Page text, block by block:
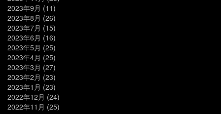
2023年9月 (11)
2023年8月 (26)
2023年7月 (15)
2023年6月 (16)
2023年5月 (25)
2023年4月 (25)
2023年3月 (27)
2023年2月 (23)
2023年1月 (23)
2022年12月 (24)
2022年11月 (25)